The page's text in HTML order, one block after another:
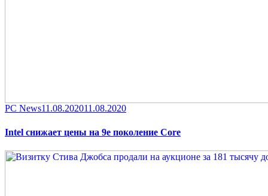
Category
PC NewsPosted
11.08.202011.08.2020
Intel снижает цены на 9е поколение Core